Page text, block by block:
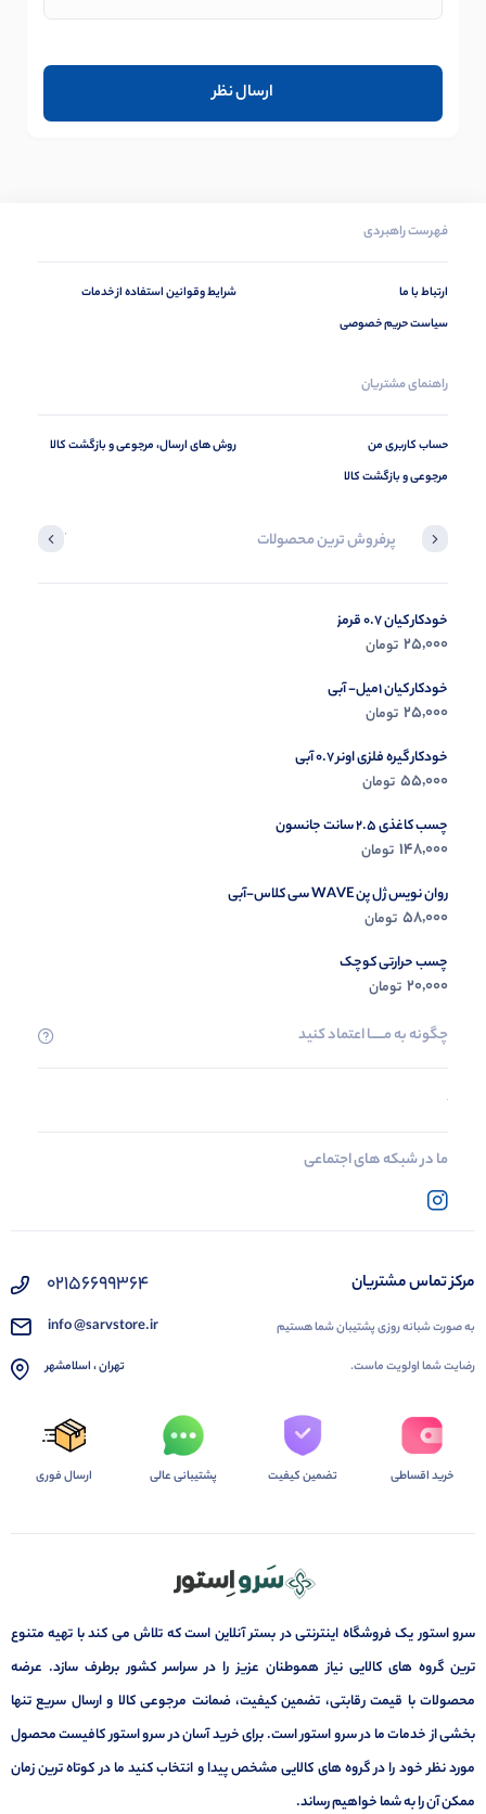
فهرست راهبردی
ارتباط با ما
سیاست حریم خصوصی
شرایط وقوانین استفاده از خدمات
راهنمای مشتریان
حساب کاربری من
مرجوعی و بازگشت کالا
روش های ارسال، مرجوعی و بازگشت کالا
پرفروش ترین محصولات آخرین
خودکار کیان 0.7 قرمز
25,000 تومان
خودکار کیان 1میل- آبی
25,000 تومان
خودکار گیره فلزی اونر 0.7 آبی
55,000 تومان
چسب کاغذی 2.5 سانت جانسون
148,000 تومان
روان نویس ژل پن WAVE سی کلاس-آبی
58,000 تومان
چسب حرارتی کوچک
20,000 تومان
چگونه به مــــــا اعتماد کنید
ما در شبکه های اجتماعی
مرکز تماس مشتریان
به صورت شبانه روزی پشتیبان شما هستیم
رضایت شما اولویت ماست.
02156699364
info @sarvstore.ir
تهران ، اسلامشهر
خرید اقساطی تضمین کیفیت پشتیبانی عالی ارسال فوری
سرو استور یک فروشگاه اینترنتی در بستر آنلاین است که تلاش می کند با تهیه متنوع
ترین گروه های کالایی نیاز هموطنان عزیز را در سراسر کشور برطرف سازد. عرضه
محصولات با قیمت رقابتی، تضمین کیفیت، ضمانت مرجوعی کالا و ارسال سریع تنها
بخشی از خدمات ما در سرو استور است. برای خرید آسان در سرو استور کافیست محصول
مورد نظر خود را در گروه های کالایی مشخص پیدا و انتخاب کنید ما در کوتاه ترین زمان
ممکن آن را به شما خواهیم رساند.